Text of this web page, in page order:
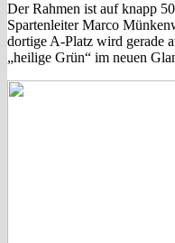
Der Rahmen ist auf knapp
Spartenleiter Marco
dortige A-Platz wird gerade
„heilige Grün“ im neuen